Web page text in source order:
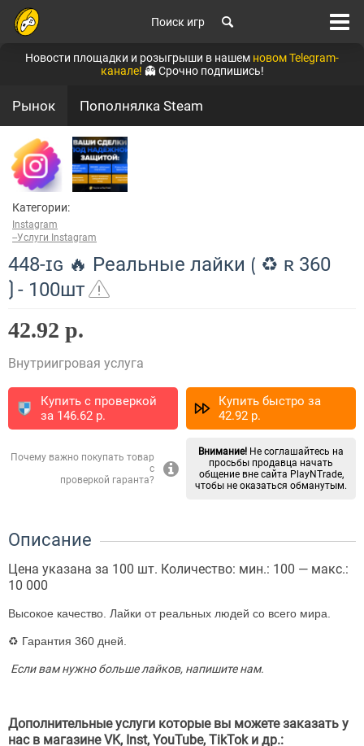
Поиск игр
Новости площадки и розыгрыши в нашем новом Telegram-
канале! 👻 Срочно подпишись!
Рынок Пополнялка Steam
Категории:
Instagram
--Услуги Instagram
448-ɪɢ 🔥 Реальные лайки ⟮ ♻ ʀ 360
⟯ - 100шт
42.92 р.
Внутриигровая услуга
Купить с проверкой
за 146.62 p.
Купить быстро за
42.92 p.
Почему важно покупать товар
с
проверкой гаранта?
Внимание! Не соглашайтесь на
просьбы продавца начать
общение вне сайта PlayNTrade,
чтобы не оказаться обманутым.
Описание
Цена указана за 100 шт. Количество: мин.: 100 — макс.:
10 000
Высокое качество. Лайки от реальных людей со всего мира.
♻ Гарантия 360 дней.
Если вам нужно больше лайков, напишите нам.
Дополнительные услуги которые вы можете заказать у
нас в магазине VK, Inst, YouTube, TikTok и др.: